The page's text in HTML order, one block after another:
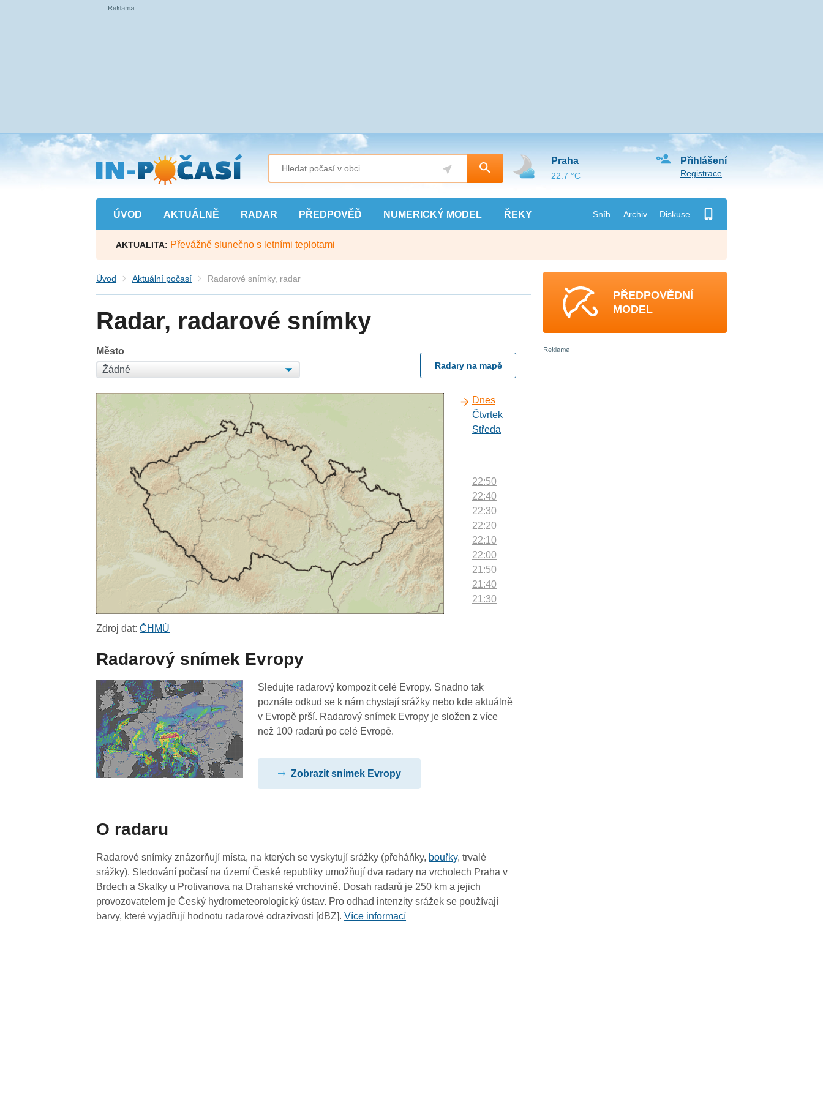
Přejít
na
hlavní
obsah
ÚVOD AKTUÁLNĚ RADAR PŘEDPOVĚĎ NUMERICKÝ MODEL ŘEKY Sníh Archiv Diskuse
Přihlášení
Registrace
Praha
22.7 °C
AKTUALITA: Převážně slunečno s letními teplotami
Úvod Aktuální počasí Radarové snímky, radar
Radar, radarové snímky
Město
Radary na mapě
Dnes
Čtvrtek
Středa
22:50
22:40
22:30
22:20
22:10
22:00
21:50
21:40
21:30
20:30
20:20
20:10
18:30
18:20
18:10
18:00
Zdroj dat:ČHMÚ
Radarový snímek Evropy
Sledujte radarový kompozit celé Evropy. Snadno tak
poznáte odkud se k nám chystají srážky nebo kde aktuálně
v Evropě prší. Radarový snímek Evropy je složen z více
než 100 radarů po celé Evropě.
Zobrazit snímek Evropy
O radaru
Radarové snímky znázorňují místa, na kterých se vyskytují srážky (přeháňky, bouřky, trvalé
srážky). Sledování počasí na území České republiky umožňují dva radary na vrcholech Praha v
Brdech a Skalky u Protivanova na Drahanské vrchovině. Dosah radarů je 250 km a jejich
provozovatelem je Český hydrometeorologický ústav. Pro odhad intenzity srážek se používají
barvy, které vyjadřují hodnotu radarové odrazivosti [dBZ].Více informací
PŘEDPOVĚDNÍ
MODEL